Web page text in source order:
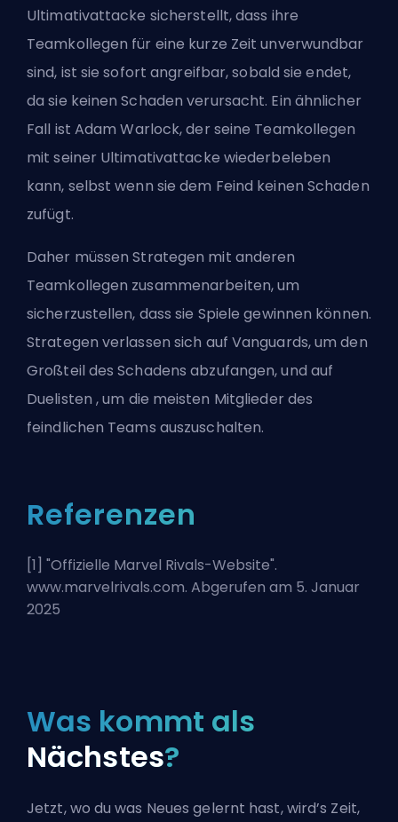
Ultimativattacke sicherstellt, dass ihre
Teamkollegen für eine kurze Zeit unverwundbar
sind, ist sie sofort angreifbar, sobald sie endet,
da sie keinen Schaden verursacht. Ein ähnlicher
Fall ist Adam Warlock, der seine Teamkollegen
mit seiner Ultimativattacke wiederbeleben
kann, selbst wenn sie dem Feind keinen Schaden
zufügt.
Daher müssen Strategen mit anderen
Teamkollegen zusammenarbeiten, um
sicherzustellen, dass sie Spiele gewinnen können.
Strategen verlassen sich auf Vanguards, um den
Großteil des Schadens abzufangen, und auf
Duelisten , um die meisten Mitglieder des
feindlichen Teams auszuschalten.
Referenzen
[1] "Offizielle Marvel Rivals-Website".
www.marvelrivals.com. Abgerufen am 5. Januar
2025
Was kommt als
Nächstes?
Jetzt, wo du was Neues gelernt hast, wird’s Zeit,